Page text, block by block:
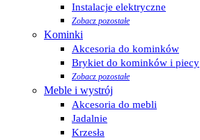
Instalacje elektryczne
Zobacz pozostałe
Kominki
Akcesoria do kominków
Brykiet do kominków i piecy
Zobacz pozostałe
Meble i wystrój
Akcesoria do mebli
Jadalnie
Krzesła